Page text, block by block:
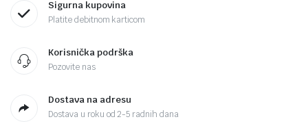
Sigurna kupovina
Platite debitnom karticom
Korisnička podrška
Pozovite nas
Dostava na adresu
Dostava u roku od 2-5 radnih dana